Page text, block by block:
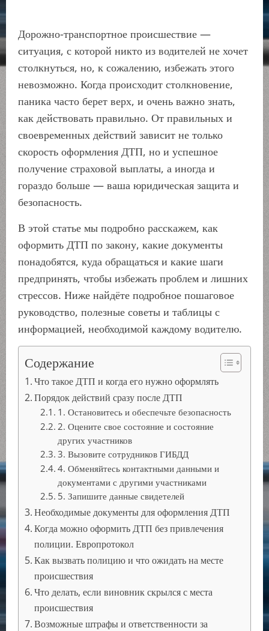
Дорожно-транспортное происшествие —
ситуация, с которой никто из водителей не хочет
столкнуться, но, к сожалению, избежать этого
невозможно. Когда происходит столкновение,
паника часто берет верх, и очень важно знать,
как действовать правильно. От правильных и
своевременных действий зависит не только
скорость оформления ДТП, но и успешное
получение страховой выплаты, а иногда и
гораздо больше — ваша юридическая защита и
безопасность.
В этой статье мы подробно расскажем, как
оформить ДТП по закону, какие документы
понадобятся, куда обращаться и какие шаги
предпринять, чтобы избежать проблем и лишних
стрессов. Ниже найдёте подробное пошаговое
руководство, полезные советы и таблицы с
информацией, необходимой каждому водителю.
Содержание
Что такое ДТП и когда его нужно оформлять
Порядок действий сразу после ДТП
1. Остановитесь и обеспечьте безопасность
2. Оцените свое состояние и состояние
других участников
3. Вызовите сотрудников ГИБДД
4. Обменяйтесь контактными данными и
документами с другими участниками
5. Запишите данные свидетелей
Необходимые документы для оформления ДТП
Когда можно оформить ДТП без привлечения
полиции. Европротокол
Как вызвать полицию и что ожидать на месте
происшествия
Что делать, если виновник скрылся с места
происшествия
Возможные штрафы и ответственности за